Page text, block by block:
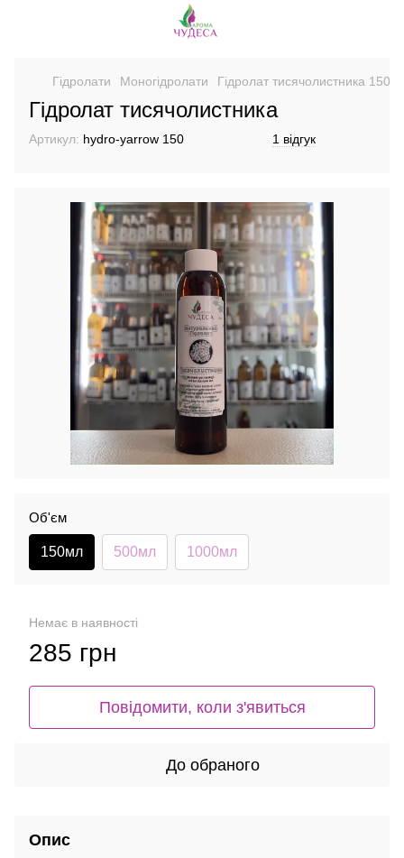
Гідролати Моногідролати Гідролат тисячолистника 150
Гідролат тисячолистника
Артикул: hydro-yarrow 150 1 відгук
Об'єм
150мл 500мл 1000мл
Немає в наявності
285 грн
Повідомити, коли з'явиться
До обраного
Опис